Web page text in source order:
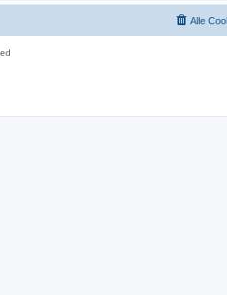
Alle